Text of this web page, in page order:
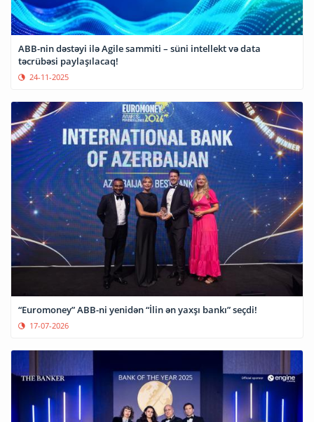
ABB-nin dəstəyi ilə Agile sammiti – süni intellekt və data
təcrübəsi paylaşılacaq!
24-11-2025
“Euromoney” ABB-ni yenidən “İlin ən yaxşı bankı” seçdi!
17-07-2026